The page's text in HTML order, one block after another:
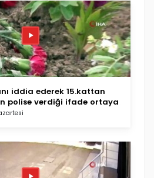
iddia ederek 15.kattan
polise verdiği ifade ortaya